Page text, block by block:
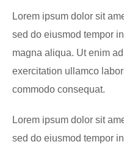
Lorem ipsum dolor sit
sed do eiusmod tempor
magna aliqua. Ut enim
exercitation ullamco
commodo consequat.
Lorem ipsum dolor sit
sed do eiusmod tempor